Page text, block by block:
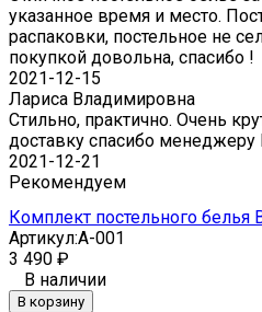
указанное время и место.
распаковки, постельное не
покупкой довольна, спасибо !
2021-12-15
Лариса Владимировна
Стильно, практично. Очень
доставку спасибо
2021-12-21
Рекомендуем
Комплект постельного белья
Артикул:A-001
3 490 ₽
В наличии
В корзину